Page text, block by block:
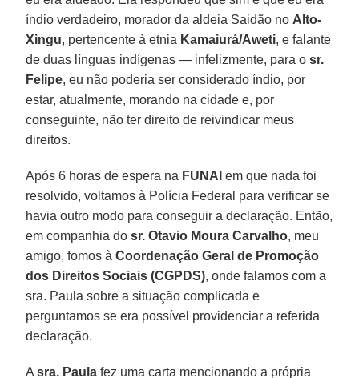
índio verdadeiro, morador da aldeia Saidão no Alto-
Xingu, pertencente à etnia Kamaiurá/Aweti, e falante
de duas línguas indígenas — infelizmente, para osr.
Felipe, eu não poderia ser considerado índio, por
estar, atualmente, morando na cidade e, por
conseguinte, não ter direito de reivindicar meus
direitos.
Após 6 horas de espera na FUNAI em que nada foi
resolvido, voltamos à Polícia Federal para verificar se
havia outro modo para conseguir a declaração. Então,
em companhia dosr. Otavio Moura Carvalho, meu
amigo, fomos àCoordenação Geral de Promoção
dos Direitos Sociais (CGPDS), onde falamos com a
sra. Paula sobre a situação complicada e
perguntamos se era possível providenciar a referida
declaração.
Asra. Paula fez uma carta mencionando a própria